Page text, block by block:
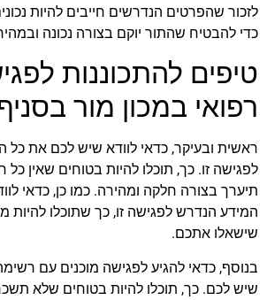
לזכור שהפרטים הנדרשים חייבים להיות
כדי להבטיח שהתור יוקם בצורה נכונה
טיפים להתכוננות
רפואי במכון מור בסניף
ראשית ובעיקר, כדאי לוודא שיש לכם את
לפגישה זו. כך, תוכלו להיות בטוחים שאין כל
תיערך בצורה חלקה ומהירה. כמו כן, כדאי
המידע הנדרש לפגישה זו, כך שתוכלו להיות
שישאלו אתכם.
בנוסף, כדאי להגיע לפגישה מוכנים עם
שיש לכם. כך, תוכלו להיות בטוחים שלא